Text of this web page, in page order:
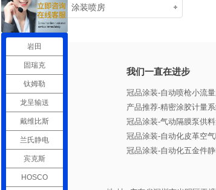
涂装喷房
我们一直在进步
冠品涂装-自动喷枪小流
产品推荐-精密涂胶计量
冠品涂装-气动隔膜泵供
冠品涂装-自动化皮革空
冠品涂装-自动化五金件
岩田
固瑞克
钛姆勒
龙呈输送
戴维比斯
兰氏静电
宾克斯
HOSCO